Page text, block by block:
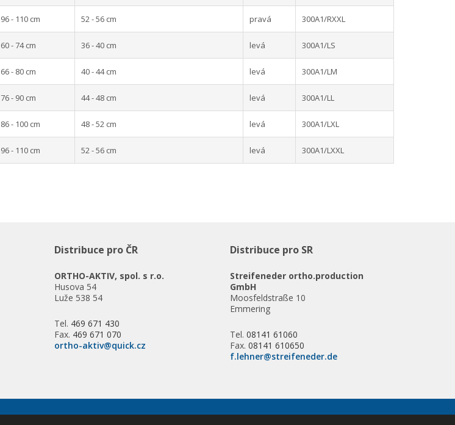
96 - 110 cm 52 - 56 cm pravá 300A1/RXXL
60 - 74 cm 36 - 40 cm levá 300A1/LS
66 - 80 cm 40 - 44 cm levá 300A1/LM
76 - 90 cm 44 - 48 cm levá 300A1/LL
86 - 100 cm 48 - 52 cm levá 300A1/LXL
96 - 110 cm 52 - 56 cm levá 300A1/LXXL
Distribuce pro ČR
ORTHO-AKTIV, spol. s r.o.
Husova 54
Luže 538 54
Tel. 469 671 430
Fax. 469 671 070
ortho-aktiv@quick.cz
Distribuce pro SR
Streifeneder ortho.production
GmbH
Moosfeldstraße 10
Emmering
Tel. 08141 61060
Fax. 08141 610650
f.lehner@streifeneder.de